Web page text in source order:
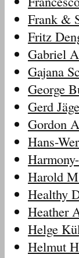
Frank &
Fritz
Gabriel
Gajana
George
Gerd
Gordon
Hans-
Harold
Healthy
Heather
Helge
Helmut